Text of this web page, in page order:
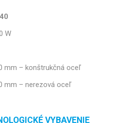
W
mm – konštrukčná oceľ
mm – nerezová oceľ
VYBAVENIE